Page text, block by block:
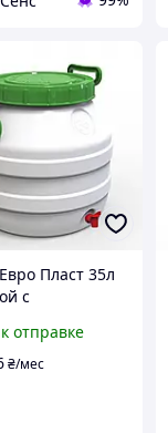
Пласт 35л
с
крышка [1734-
отправке
₴/мес